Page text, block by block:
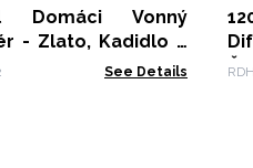
Domáci Vonný
- Zlato, Kadidlo a
See Details